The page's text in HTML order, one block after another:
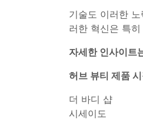
기술도 이러한
러한 혁신은 특
자세한 인사이트
허브 뷰티 제품
더 바디 샵
시세이도